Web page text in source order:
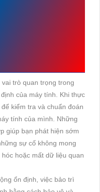
trò quan trọng trong
của máy tính. Khi thực
kiểm tra và chuẩn đoán
tính của mình. Những
giúp bạn phát hiện sớm
sự cố không mong
hoặc mất dữ liệu quan
ổn định, việc bảo trì